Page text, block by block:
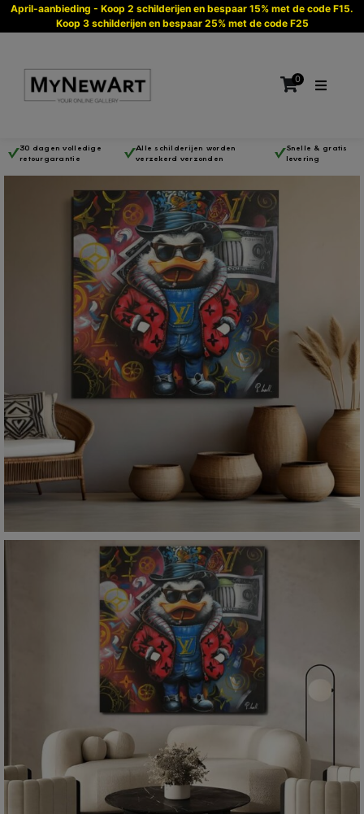
April-aanbieding - Koop 2 schilderijen en bespaar 15% met de code F15.
Koop 3 schilderijen en bespaar 25% met de code F25
0
Geen producten in de winkelwagen.
30 dagen volledige
retourgarantie
Alle schilderijen worden
verzekerd verzonden
Snelle & gratis
levering